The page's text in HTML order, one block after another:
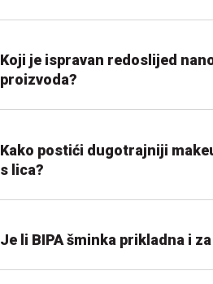
Koji je ispravan redoslijed
proizvoda?
Kako postići dugotrajniji
s lica?
Je li BIPA šminka prikladna i